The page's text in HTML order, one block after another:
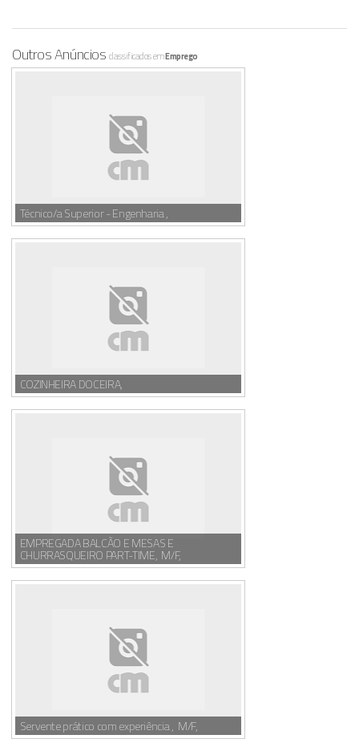
Outros Anúncios classificados emEmprego
Técnico/a Superior - Engenharia ,
COZINHEIRA DOCEIRA,
EMPREGADA BALCÃO E MESAS E
CHURRASQUEIRO PART-TIME, M/F,
Servente prático com experiência , M/F,